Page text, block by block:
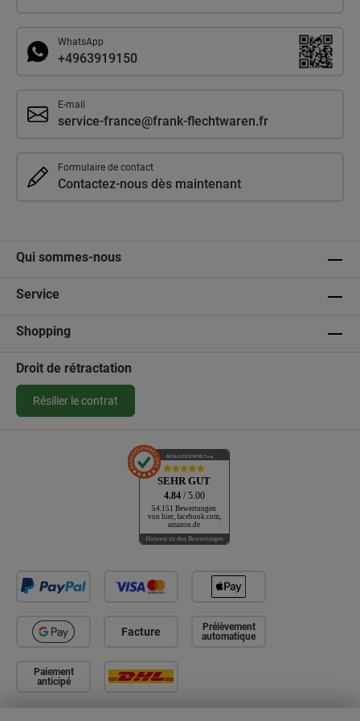
WhatsApp
+4963919150
E-mail
service-france@frank-flechtwaren.fr
Formulaire de contact
Contactez-nous dès maintenant
Qui sommes-nous
Service
Shopping
Droit de rétractation
Résilier le contrat
AUSGEZEICHNET.org
SEHR GUT
4.84 / 5.00
54.151 Bewertungen
von hier, facebook.com,
amazon.de
Hinweis zu den Bewertungen
Facture
Prélèvement
automatique
Paiement
anticipé